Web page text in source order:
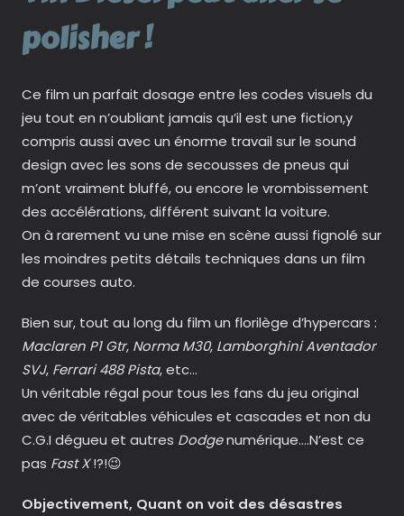
polisher !
Ce film un parfait dosage entre les codes visuels du
jeu tout en n’oubliant jamais qu’il est une fiction,y
compris aussi avec un énorme travail sur le sound
design avec les sons de secousses de pneus qui
m’ont vraiment bluffé, ou encore le vrombissement
des accélérations, différent suivant la voiture.
On à rarement vu une mise en scène aussi fignolé sur
les moindres petits détails techniques dans un film
de courses auto.
Bien sur, tout au long du film un florilège d’hypercars :
Maclaren P1 Gtr, Norma M30, Lamborghini Aventador
SVJ, Ferrari 488 Pista, etc…
Un véritable régal pour tous les fans du jeu original
avec de véritables véhicules et cascades et non du
C.G.I dégueu et autres Dodgenumérique….N’est ce
pas Fast X!?!😉
Objectivement, Quant on voit des désastres